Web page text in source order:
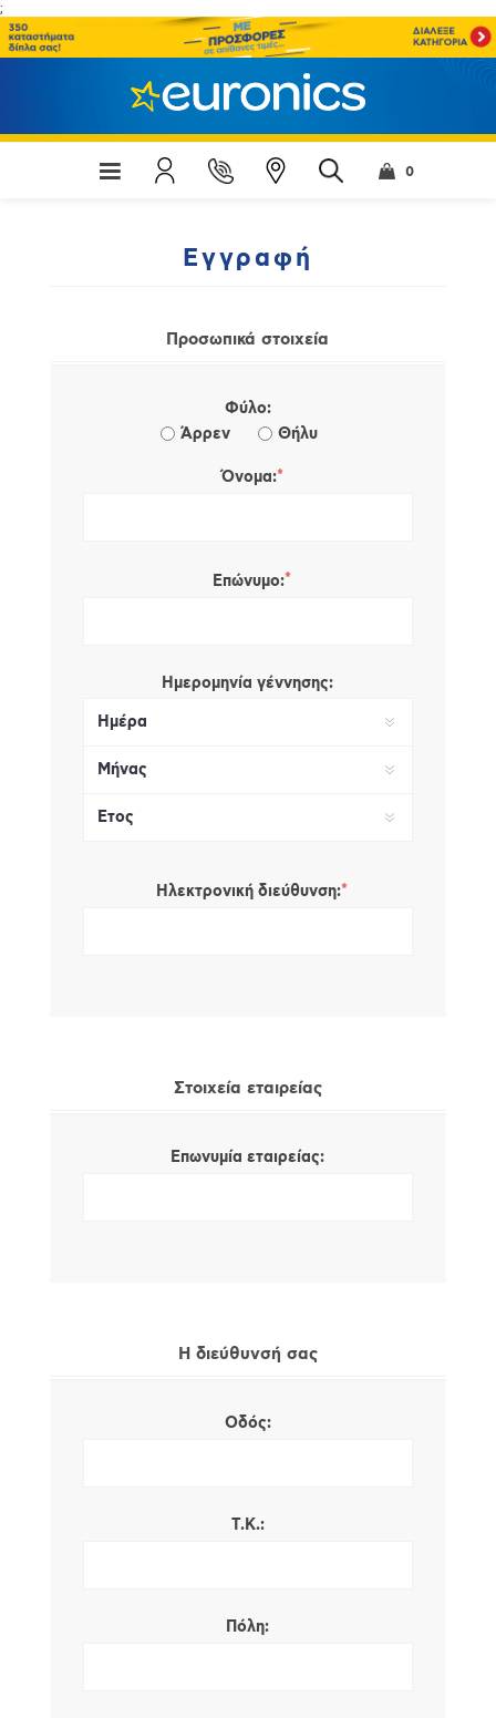
;
0
Εγγραφή
Προσωπικά στοιχεία
Φύλο:
Άρρεν
Θήλυ
Όνομα:*
Επώνυμο:*
Ημερομηνία γέννησης:
Ηλεκτρονική διεύθυνση:*
Στοιχεία εταιρείας
Επωνυμία εταιρείας:
Η διεύθυνσή σας
Οδός:
Τ.Κ.:
Πόλη: